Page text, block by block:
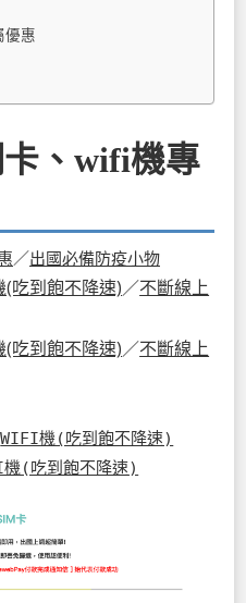
優惠
、wifi機專
／出國必備防疫小物
(吃到飽不降速)／不斷線上
(吃到飽不降速)／不斷線上
WIFI機(吃到飽不降速)
(吃到飽不降速)